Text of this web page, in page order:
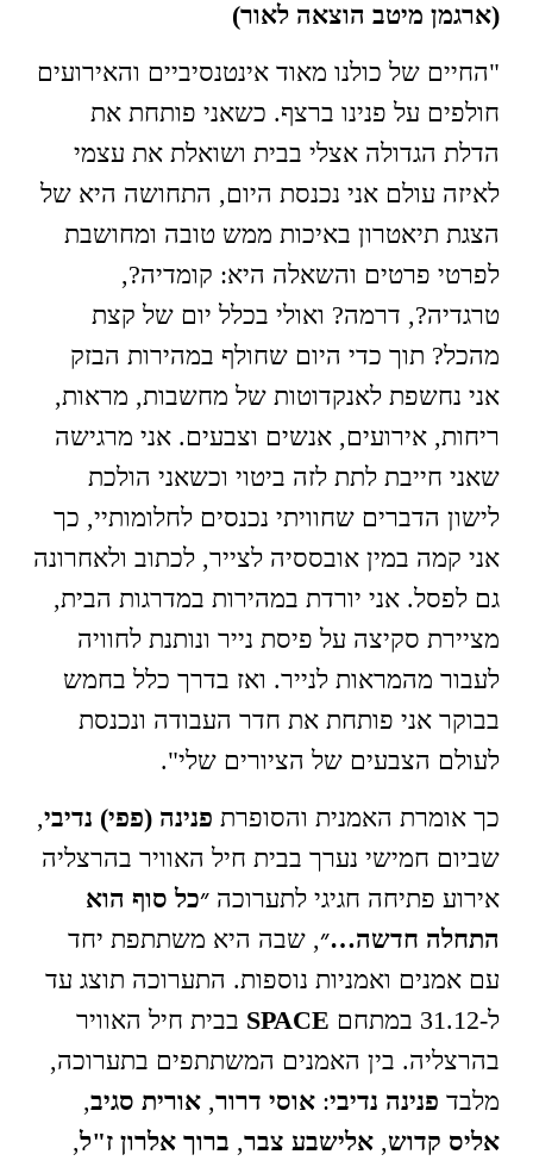
(ארגמן מיטב הוצאה לאור)
"החיים של כולנו מאוד אינטנסיביים והאירועים
חולפים על פנינו ברצף. כשאני פותחת את
הדלת הגדולה אצלי בבית ושואלת את עצמי
לאיזה עולם אני נכנסת היום, התחושה היא של
הצגת תיאטרון באיכות ממש טובה ומחושבת
לפרטי פרטים והשאלה היא: קומדיה?,
טרגדיה?, דרמה? ואולי בכלל יום של קצת
מהכל? תוך כדי היום שחולף במהירות הבזק
אני נחשפת לאנקדוטות של מחשבות, מראות,
ריחות, אירועים, אנשים וצבעים. אני מרגישה
שאני חייבת לתת לזה ביטוי וכשאני הולכת
לישון הדברים שחוויתי נכנסים לחלומותיי, כך
אני קמה במין אובססיה לצייר, לכתוב ולאחרונה
גם לפסל. אני יורדת במהירות במדרגות הבית,
מציירת סקיצה על פיסת נייר ונותנת לחוויה
לעבור מהמראות לנייר. ואז בדרך כלל בחמש
בבוקר אני פותחת את חדר העבודה ונכנסת
לעולם הצבעים של הציורים שלי".
כך אומרת האמנית והסופרת פנינה (פפי) נדיבי,
שביום חמישי נערך בבית חיל האוויר בהרצליה
אירוע פתיחה חגיגי לתערוכה ״כל סוף הוא
התחלה חדשה…״, שבה היא משתתפת יחד
עם אמנים ואמניות נוספות. התערוכה תוצג עד
ל-31.12 במתחם
SPACE בבית חיל האוויר
בהרצליה. בין האמנים המשתתפים בתערוכה,
מלבד פנינה נדיבי: אוסי דרור, אורית סגיב,
אליס קדוש, אלישבע צבר, ברוך אלרון ז"ל,